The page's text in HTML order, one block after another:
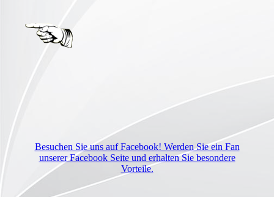
Besuchen Sie uns auf Facebook! Werden Sie ein Fan
unserer Facebook Seite und erhalten Sie besondere
Vorteile.